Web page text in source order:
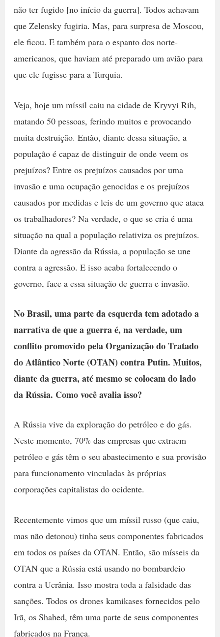
não ter fugido [no início da guerra]. Todos achavam
que Zelensky fugiria. Mas, para surpresa de Moscou,
ele ficou. E também para o espanto dos norte-
americanos, que haviam até preparado um avião para
que ele fugisse para a Turquia.
Veja, hoje um míssil caiu na cidade de Kryvyi Rih,
matando 50 pessoas, ferindo muitos e provocando
muita destruição. Então, diante dessa situação, a
população é capaz de distinguir de onde veem os
prejuízos? Entre os prejuízos causados por uma
invasão e uma ocupação genocidas e os prejuízos
causados por medidas e leis de um governo que ataca
os trabalhadores? Na verdade, o que se cria é uma
situação na qual a população relativiza os prejuízos.
Diante da agressão da Rússia, a população se une
contra a agressão. E isso acaba fortalecendo o
governo, face a essa situação de guerra e invasão.
No Brasil, uma parte da esquerda tem adotado a
narrativa de que a guerra é, na verdade, um
conflito promovido pela Organização do Tratado
do Atlântico Norte (OTAN) contra Putin. Muitos,
diante da guerra, até mesmo se colocam do lado
da Rússia. Como você avalia isso?
A Rússia vive da exploração do petróleo e do gás.
Neste momento, 70% das empresas que extraem
petróleo e gás têm o seu abastecimento e sua provisão
para funcionamento vinculadas às próprias
corporações capitalistas do ocidente.
Recentemente vimos que um míssil russo (que caiu,
mas não detonou) tinha seus componentes fabricados
em todos os países da OTAN. Então, são mísseis da
OTAN que a Rússia está usando no bombardeio
contra a Ucrânia. Isso mostra toda a falsidade das
sanções. Todos os drones kamikases fornecidos pelo
Irã, os Shahed, têm uma parte de seus componentes
fabricados na França.